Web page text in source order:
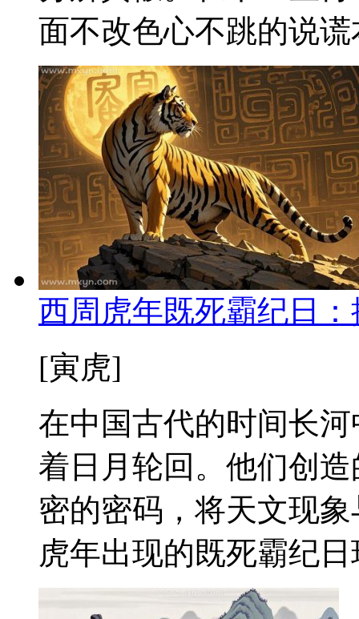
面不改色心不跳的说
西周虎年既死霸纪日
[寅虎]
在中国古代的时间长
着日月轮回。他们创
密的密码，将天文现
虎年出现的既死霸纪